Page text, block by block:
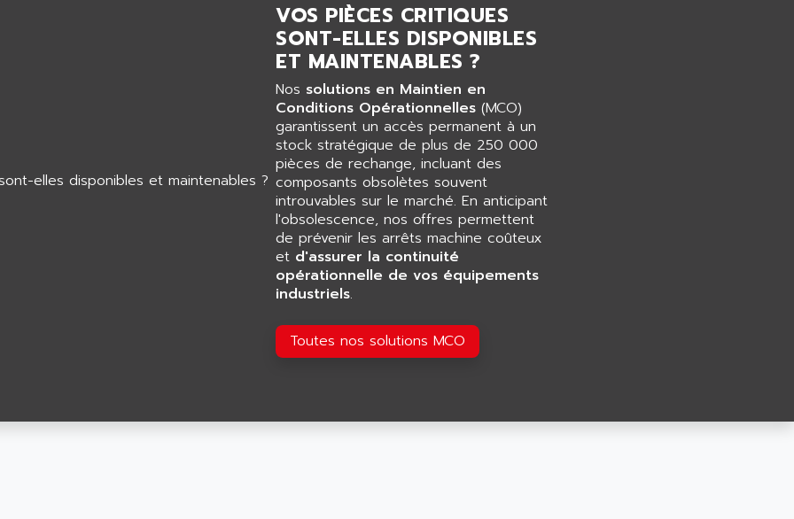
VOS PIÈCES CRITIQUES
SONT-ELLES DISPONIBLES
ET MAINTENABLES ?
Nos solutions en Maintien en
Conditions Opérationnelles (MCO)
garantissent un accès permanent à un
stock stratégique de plus de 250 000
pièces de rechange, incluant des
composants obsolètes souvent
introuvables sur le marché. En anticipant
l'obsolescence, nos offres permettent
de prévenir les arrêts machine coûteux
et d'assurer la continuité
opérationnelle de vos équipements
industriels.
Toutes nos solutions MCO